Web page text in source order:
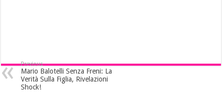
Previous
Mario Balotelli Senza Freni: La
Verità Sulla Figlia, Rivelazioni
Shock!